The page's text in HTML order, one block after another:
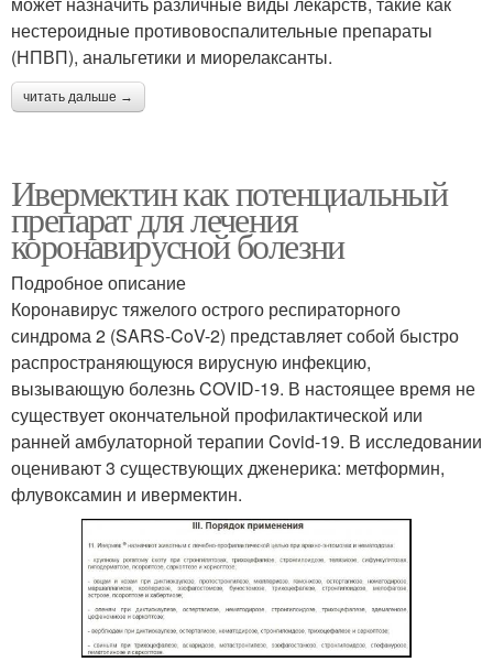
нестероидные противовоспалительные препараты
(НПВП), анальгетики и миорелаксанты.
читать дальше →
Ивермектин как потенциальный
препарат для лечения
коронавирусной болезни
Подробное описание
Коронавирус тяжелого острого респираторного
синдрома 2 (SARS-CoV-2) представляет собой быстро
распространяющуюся вирусную инфекцию,
вызывающую болезнь COVID-19. В настоящее время не
существует окончательной профилактической или
ранней амбулаторной терапии Covid-19. В исследовании
оценивают 3 существующих дженерика: метформин,
флувоксамин и ивермектин.